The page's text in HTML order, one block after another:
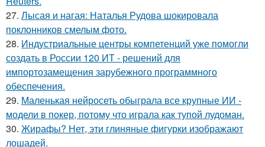
27. Лысая и нагая: Наталья Рудова шокировала
поклонников смелым фото.
28. Индустриальные центры компетенций уже помогли
создать в России 120 ИТ - решений для
импортозамещения зарубежного программного
обеспечения.
29. Маленькая нейросеть обыграла все крупные ИИ -
модели в покер, потому что играла как тупой лудоман.
30. Жирафы? Нет, эти глиняные фигурки изображают
лошадей.